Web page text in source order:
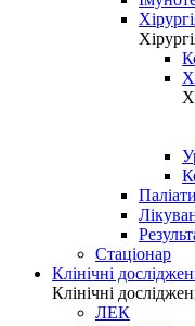
Стаціонар
Клінічні
Клінічні
ЛЕК